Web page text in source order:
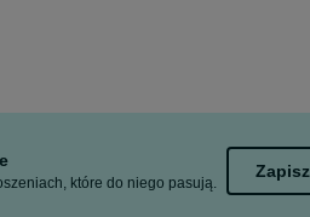
które do niego pasują.
Zapisz